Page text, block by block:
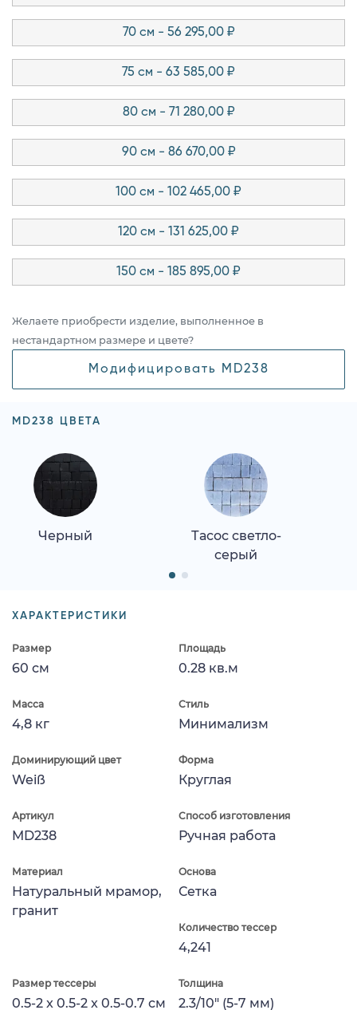
70 см - 56 295,00 ₽
75 см - 63 585,00 ₽
80 см - 71 280,00 ₽
90 см - 86 670,00 ₽
100 см - 102 465,00 ₽
120 см - 131 625,00 ₽
150 см - 185 895,00 ₽
Желаете приобрести изделие, выполненное в
нестандартном размере и цвете?
Модифицировать MD238
MD238 ЦВЕТА
Черный
Тасос светло-
серый
ХАРАКТЕРИСТИКИ
Размер
60 см
Площадь
0.28 кв.м
Масса
4,8 кг
Стиль
Минимализм
Доминирующий цвет
Weiß
Форма
Круглая
Артикул
MD238
Способ изготовления
Ручная работа
Материал
Натуральный мрамор,
гранит
Основа
Сетка
Количество тессер
4,241
Размер тессеры
0.5-2 x 0.5-2 x 0.5-0.7 см
Толщина
2.3/10" (5-7 мм)